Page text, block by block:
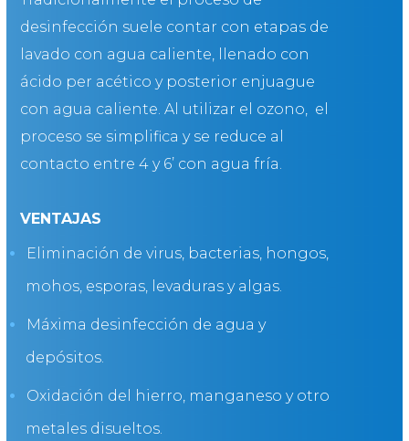
desinfección suele contar con etapas de
lavado con agua caliente, llenado con
ácido per acético y posterior enjuague
con agua caliente. Al utilizar el ozono, el
proceso se simplifica y se reduce al
contacto entre 4 y 6’ con agua fría.
VENTAJAS
Eliminación de virus, bacterias, hongos,
mohos, esporas, levaduras y algas.
Máxima desinfección de agua y
depósitos.
Oxidación del hierro, manganeso y otro
metales disueltos.